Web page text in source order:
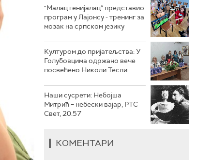
"Малац генијалац“ представио
програм у Лајонсу - тренинг за
мозак на српском језику
Културом до пријатељства: У
Голубовцима одржано вече
посвећено Николи Тесли
Наши сусрети: Небојша
Митрић – небески вајар, РТС
Свет, 20.57
КОМЕНТАРИ